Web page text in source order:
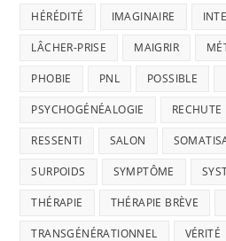
HÉRÉDITÉ IMAGINAIRE
LÂCHER-PRISE MAIGRIR
PHOBIE PNL POSSIBLE
PSYCHOGÉNÉALOGIE RECHUTE
RESSENTI SALON
SURPOIDS SYMPTÔME
THÉRAPIE THÉRAPIE BRÈVE
TRANSGÉNÉRATIONNEL VÉRITÉ